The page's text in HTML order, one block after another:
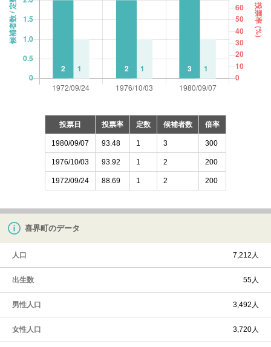
投票日 投票率 定数 候補者数 倍率
1980/09/07 93.48 1 3 300
1976/10/03 93.92 1 2 200
1972/09/24 88.69 1 2 200
喜界町のデータ
人口 7,212人
出生数 55人
男性人口 3,492人
女性人口 3,720人